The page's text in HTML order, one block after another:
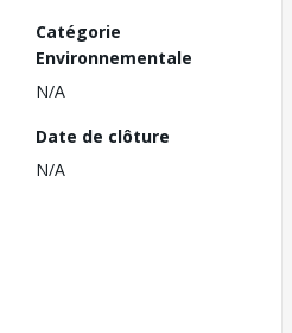
Catégorie
Environnementale
N/A
Date de clôture
N/A